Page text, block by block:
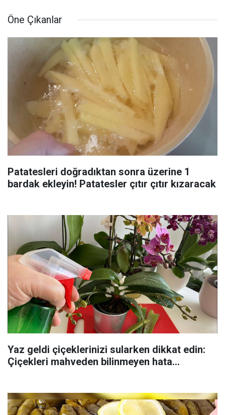
Öne Çıkanlar
Patatesleri doğradıktan sonra üzerine 1
bardak ekleyin! Patatesler çıtır çıtır kızaracak
Yaz geldi çiçeklerinizi sularken dikkat edin:
Çiçekleri mahveden bilinmeyen hata...